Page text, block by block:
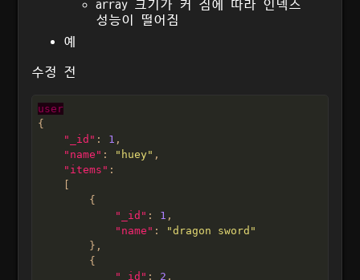
array 크기가 커 짐에 따라 인덱스
성능이 떨어짐
예
수정 전
user
"_id" : 1
"name" : "huey"
"items"
"_id" : 1
"name" :
"dragon sword"
"_id" : 2